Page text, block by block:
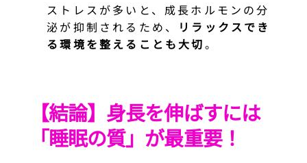
ストレスが多いと、成長ホルモンの分
泌が抑制されるため、
リラックスでき
る環境を整えることも大切。
【結論】身長を伸ばすには
「睡眠の質」が最重要！